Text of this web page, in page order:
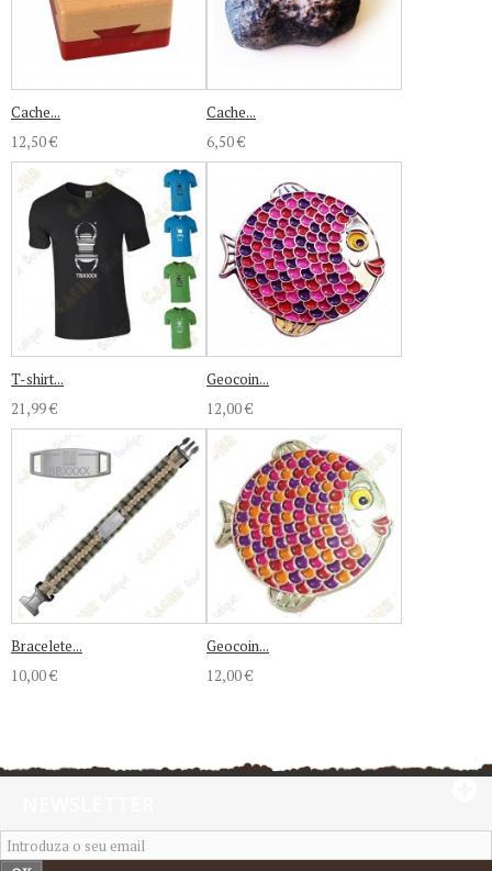
Cache...
12,50 €
Cache...
6,50 €
T-shirt...
21,99 €
Geocoin...
12,00 €
Bracelete...
10,00 €
Geocoin...
12,00 €